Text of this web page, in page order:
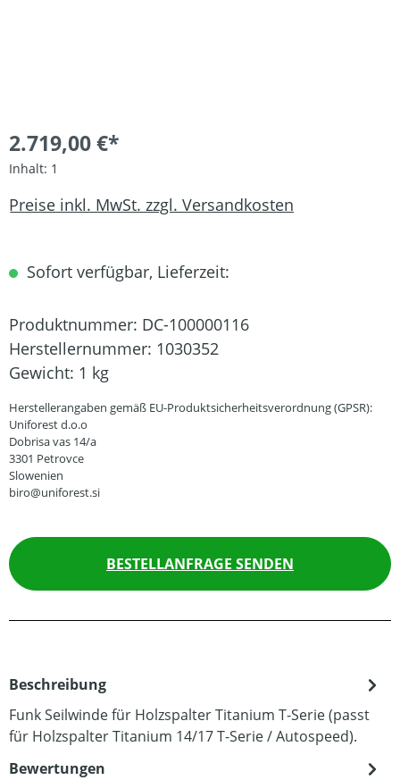
2.719,00 €*
Inhalt: 1
Preise inkl. MwSt. zzgl. Versandkosten
Sofort verfügbar, Lieferzeit:
Produktnummer: DC-100000116
Herstellernummer: 1030352
Gewicht: 1 kg
Herstellerangaben gemäß EU-Produktsicherheitsverordnung (GPSR):
Uniforest d.o.o
Dobrisa vas 14/a
3301 Petrovce
Slowenien
biro@uniforest.si
BESTELLANFRAGE SENDEN
Beschreibung
Funk Seilwinde für Holzspalter Titanium T-Serie (passt
für Holzspalter Titanium 14/17 T-Serie / Autospeed).
Bewertungen